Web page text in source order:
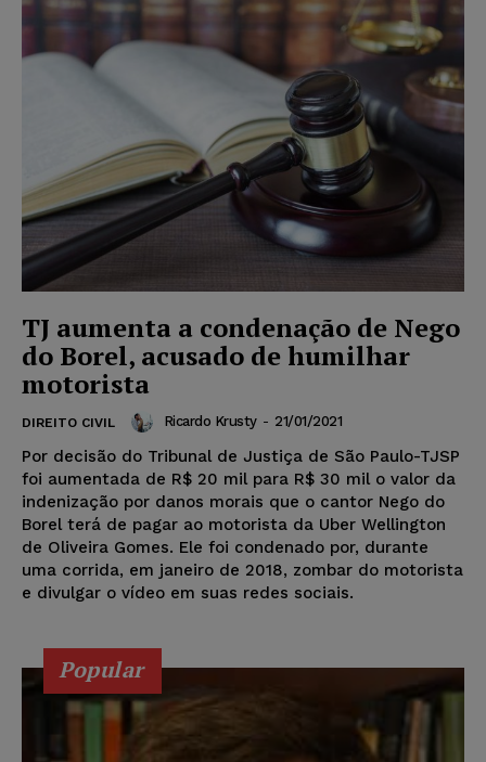
TJ aumenta a condenação de Nego
do Borel, acusado de humilhar
motorista
DIREITO CIVIL Ricardo Krusty - 21/01/2021
Por decisão do Tribunal de Justiça de São Paulo-TJSP
foi aumentada de R$ 20 mil para R$ 30 mil o valor da
indenização por danos morais que o cantor Nego do
Borel terá de pagar ao motorista da Uber Wellington
de Oliveira Gomes. Ele foi condenado por, durante
uma corrida, em janeiro de 2018, zombar do motorista
e divulgar o vídeo em suas redes sociais.
Popular